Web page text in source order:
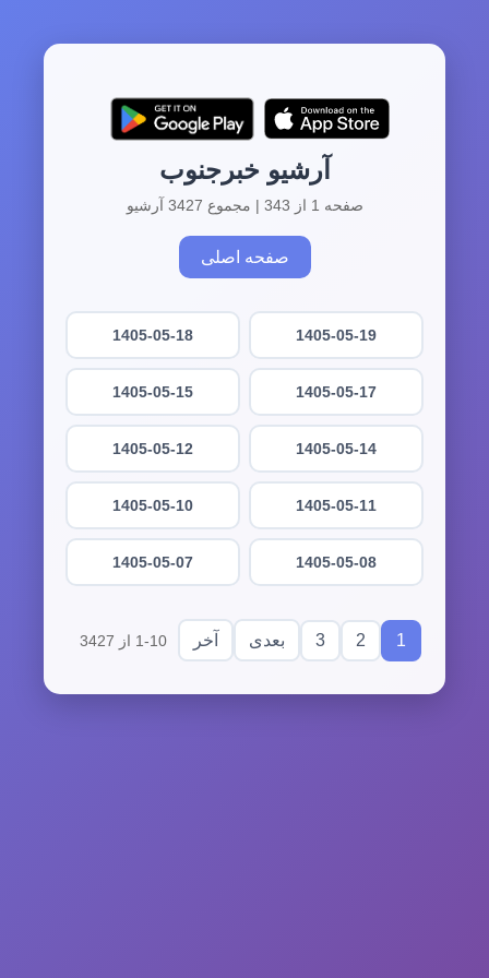
آرشیو خبرجنوب
صفحه 1 از 343 | مجموع 3427 آرشیو
صفحه اصلی
1405-05-19
1405-05-18
1405-05-17
1405-05-15
1405-05-14
1405-05-12
1405-05-11
1405-05-10
1405-05-08
1405-05-07
1
2
3 بعدی آخر 1-10 از 3427